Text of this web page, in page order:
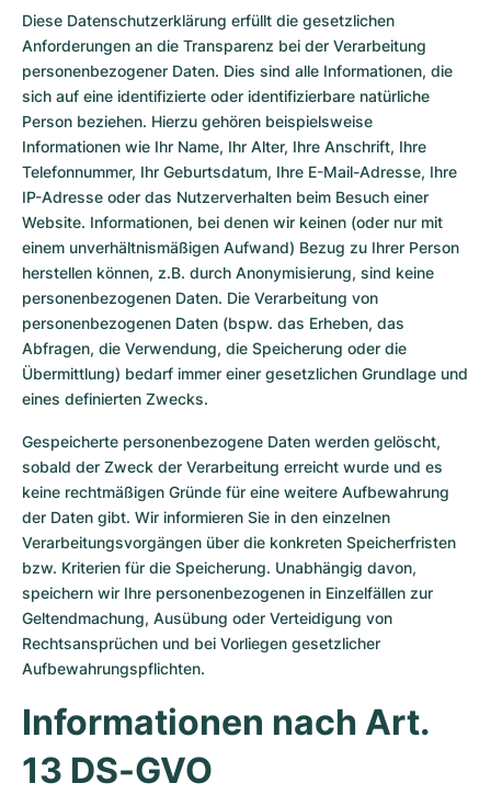
Diese Datenschutzerklärung erfüllt die gesetzlichen
Anforderungen an die Transparenz bei der Verarbeitung
personenbezogener Daten. Dies sind alle Informationen, die
sich auf eine identifizierte oder identifizierbare natürliche
Person beziehen. Hierzu gehören beispielsweise
Informationen wie Ihr Name, Ihr Alter, Ihre Anschrift, Ihre
Telefonnummer, Ihr Geburtsdatum, Ihre E-Mail-Adresse, Ihre
IP-Adresse oder das Nutzerverhalten beim Besuch einer
Website. Informationen, bei denen wir keinen (oder nur mit
einem unverhältnismäßigen Aufwand) Bezug zu Ihrer Person
herstellen können, z.B. durch Anonymisierung, sind keine
personenbezogenen Daten. Die Verarbeitung von
personenbezogenen Daten (bspw. das Erheben, das
Abfragen, die Verwendung, die Speicherung oder die
Übermittlung) bedarf immer einer gesetzlichen Grundlage und
eines definierten Zwecks.
Gespeicherte personenbezogene Daten werden gelöscht,
sobald der Zweck der Verarbeitung erreicht wurde und es
keine rechtmäßigen Gründe für eine weitere Aufbewahrung
der Daten gibt. Wir informieren Sie in den einzelnen
Verarbeitungsvorgängen über die konkreten Speicherfristen
bzw. Kriterien für die Speicherung. Unabhängig davon,
speichern wir Ihre personenbezogenen in Einzelfällen zur
Geltendmachung, Ausübung oder Verteidigung von
Rechtsansprüchen und bei Vorliegen gesetzlicher
Aufbewahrungspflichten.
Informationen nach Art.
13 DS-GVO